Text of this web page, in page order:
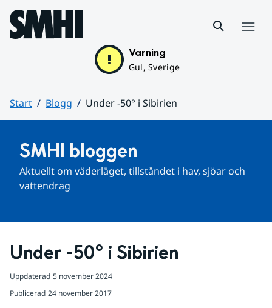
Hoppa till sidans innehåll
Varning
Gul, Sverige
Start Blogg
Under -50° i Sibirien
SMHI bloggen
Aktuellt om väderläget, tillståndet i hav, sjöar och
vattendrag
Under -50° i Sibirien
Uppdaterad 5 november 2024
Publicerad 24 november 2017